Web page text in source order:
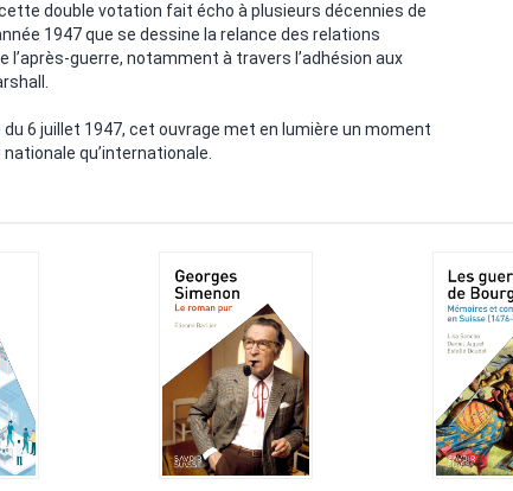
double votation fait écho à plusieurs décennies de
1947 que se dessine la relance des relations
l’après-guerre, notamment à travers l’adhésion aux
6 juillet 1947, cet ouvrage met en lumière un moment
qu’internationale.